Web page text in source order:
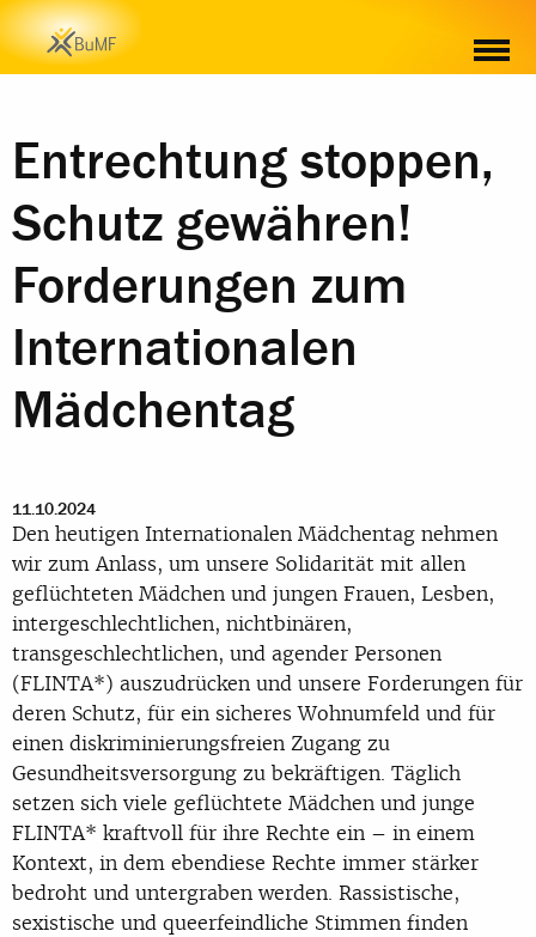
Entrechtung stoppen,
Schutz gewähren!
Forderungen zum
Internationalen
Mädchentag
11.10.2024
Den heutigen Internationalen Mädchentag nehmen
wir zum Anlass, um unsere Solidarität mit allen
geflüchteten Mädchen und jungen Frauen, Lesben,
intergeschlechtlichen, nichtbinären,
transgeschlechtlichen, und agender Personen
(FLINTA*) auszudrücken und unsere Forderungen für
deren Schutz, für ein sicheres Wohnumfeld und für
einen diskriminierungsfreien Zugang zu
Gesundheitsversorgung zu bekräftigen. Täglich
setzen sich viele geflüchtete Mädchen und junge
FLINTA* kraftvoll für ihre Rechte ein – in einem
Kontext, in dem ebendiese Rechte immer stärker
bedroht und untergraben werden. Rassistische,
sexistische und queerfeindliche Stimmen finden